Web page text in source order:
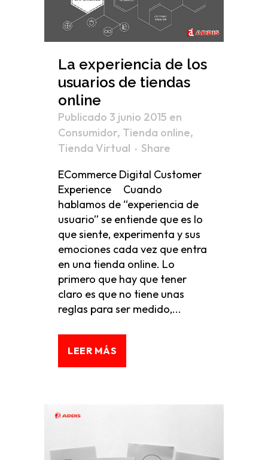
La experiencia de los
usuarios de tiendas
online
Publicado 3 junio 2015 en
Consumidor, Tienda online,
Tienda Virtual
Share
ECommerce Digital Customer
Experience Cuando
hablamos de “experiencia de
usuario” se entiende que es lo
que siente, experimenta y sus
emociones cada vez que entra
en una tienda online. Lo
primero que hay que tener
claro es que no tiene unas
reglas para ser medido,...
LEER MÁS